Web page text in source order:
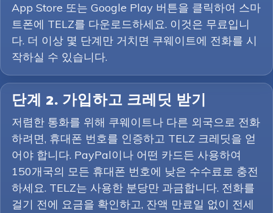
App Store 또는 Google Play 버튼을 클릭하여 스마
트폰에 TELZ를 다운로드하세요. 이것은 무료입니
다. 더 이상 몇 단계만 거치면 쿠웨이트에 전화를 시
작하실 수 있습니다.
단계 2. 가입하고 크레딧 받기
저렴한 통화를 위해 쿠웨이트나 다른 외국으로 전화
하려면, 휴대폰 번호를 인증하고 TELZ 크레딧을 얻
어야 합니다. PayPal이나 어떤 카드든 사용하여
150개국의 모든 휴대폰 번호에 낮은 수수료로 충전
하세요. TELZ는 사용한 분당만 과금합니다. 전화를
걸기 전에 요금을 확인하고, 잔액 만료일 없이 전세